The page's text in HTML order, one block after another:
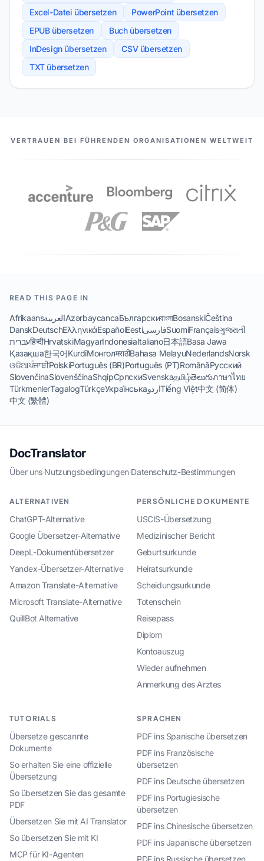
Excel-Datei übersetzen
PowerPoint übersetzen
EPUB übersetzen
Buch übersetzen
InDesign übersetzen
CSV übersetzen
TXT übersetzen
UNSERE PARTNER
VERTRAUEN BEI FÜHRENDEN ORGANISATIONEN WELTWEIT
READ THIS PAGE IN
AfrikaansالعربيةAzərbaycancaБългарскиবাংলাBosanskiČeština
DanskDeutschΕλληνικάEspañolEestiفارسیSuomiFrançaisગુજરાતી
עבריתहिन्दीHrvatskiMagyarIndonesiaItaliano日本語Basa Jawa
Қазақша한국어KurdîМонголमराठीBahasa MelayuNederlandsNorsk
ଓଡିଆਪੰਜਾਬੀPolskiPortuguês (BR)Português (PT)RomânăРусский
SlovenčinaSlovenščinaShqipСрпскиSvenskaதமிழ்తెలుగుภาษาไทย
TürkmenlerTagalogTürkçeУкраїнськаاردوTiếng Việt中文 (简体)
中文 (繁體)
DocTranslator
Über uns·Nutzungsbedingungen·Datenschutz-Bestimmungen
ALTERNATIVEN
ChatGPT-Alternative
Google Übersetzer-Alternative
DeepL-Dokumentübersetzer
Yandex-Übersetzer-Alternative
Amazon Translate-Alternative
Microsoft Translate-Alternative
QuillBot Alternative
PERSÖNLICHE DOKUMENTE
USCIS-Übersetzung
Medizinischer Bericht
Geburtsurkunde
Heiratsurkunde
Scheidungsurkunde
Totenschein
Reisepass
Diplom
Kontoauszug
Wieder aufnehmen
Anmerkung des Arztes
TUTORIALS
Übersetze gescannte
Dokumente
So erhalten Sie eine offizielle
Übersetzung
So übersetzen Sie das gesamte
PDF
Übersetzen Sie mit AI Translator
So übersetzen Sie mit KI
MCP für KI-Agenten
SPRACHEN
PDF ins Spanische übersetzen
PDF ins Französische
übersetzen
PDF ins Deutsche übersetzen
PDF ins Portugiesische
übersetzen
PDF ins Chinesische übersetzen
PDF ins Japanische übersetzen